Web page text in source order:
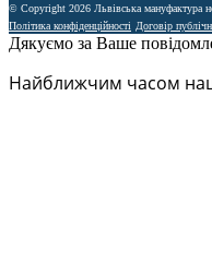
© Copyright 2026 Львівська мануфактура
Політика конфіденційності Договір
Дякуємо за Ваше
Найближчим часом